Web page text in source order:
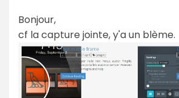
Bonjour,
cf la capture jointe, y'a un blème.